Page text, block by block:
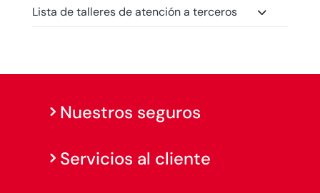
Lista de talleres de atención a terceros
Nuestros seguros
Servicios al cliente